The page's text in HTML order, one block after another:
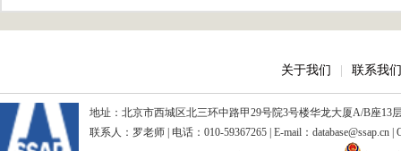
关于我们 联系我们
地址：北京市西城区北三环中路甲29号院3号楼华龙大厦A/B座13
联系人：罗老师 | 电话：010-59367265 | E-mail：database@ssap.cn